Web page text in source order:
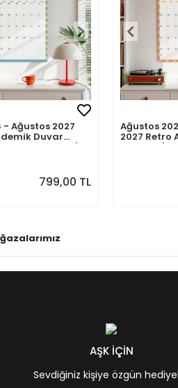
- Ağustos 2027
Duvar
Planlayıcı |
799,00 TL
Ağustos
2027 Retro
Takvimi |
AŞK İÇİN
Sevdiğiniz kişiye özgün